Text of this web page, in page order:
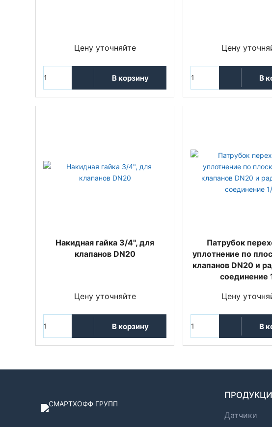
Цену уточняйте
В корзину
Цену
В
Накидная гайка 3/4", для
клапанов DN20
Цену уточняйте
В корзину
Патрубок
уплотнение по
клапанов DN20 и
соединение
Цену
В
Датчики